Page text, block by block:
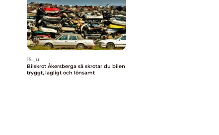
15. jul
Bilskrot Åkersberga så skrotar du bilen
tryggt, lagligt och lönsamt